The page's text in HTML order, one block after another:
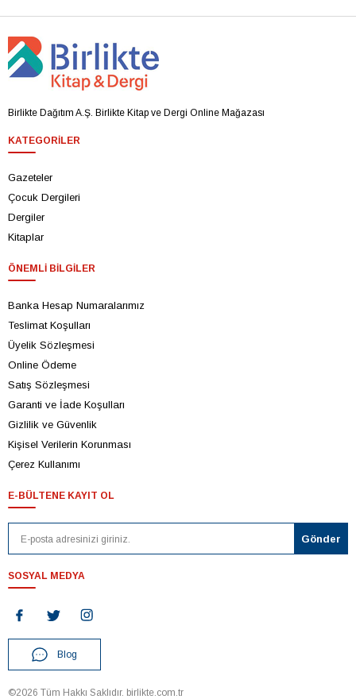
Birlikte Dağıtım A.Ş. Birlikte Kitap ve Dergi Online Mağazası
KATEGORILER
Gazeteler
Çocuk Dergileri
Dergiler
Kitaplar
ÖNEMLI BILGILER
Banka Hesap Numaralarımız
Teslimat Koşulları
Üyelik Sözleşmesi
Online Ödeme
Satış Sözleşmesi
Garanti ve İade Koşulları
Gizlilik ve Güvenlik
Kişisel Verilerin Korunması
Çerez Kullanımı
E-BÜLTENE KAYIT OL
SOSYAL MEDYA
Blog
©2026 Tüm Hakkı Saklıdır. birlikte.com.tr